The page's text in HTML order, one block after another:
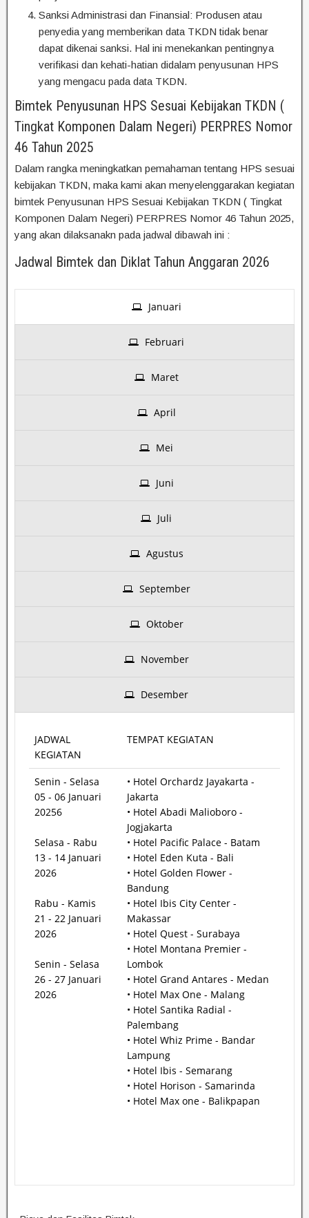
Sanksi Administrasi dan Finansial: Produsen atau
penyedia yang memberikan data TKDN tidak benar
dapat dikenai sanksi. Hal ini menekankan pentingnya
verifikasi dan kehati-hatian didalam penyusunan HPS
yang mengacu pada data TKDN.
Bimtek Penyusunan HPS Sesuai Kebijakan TKDN (
Tingkat Komponen Dalam Negeri) PERPRES Nomor
46 Tahun 2025
Dalam rangka meningkatkan pemahaman tentang HPS sesuai
kebijakan TKDN, maka kami akan menyelenggarakan kegiatan
bimtek Penyusunan HPS Sesuai Kebijakan TKDN ( Tingkat
Komponen Dalam Negeri) PERPRES Nomor 46 Tahun 2025,
yang akan dilaksanakn pada jadwal dibawah ini :
Jadwal Bimtek dan Diklat Tahun Anggaran 2026
Januari
Februari
Maret
April
Mei
Juni
Juli
Agustus
September
Oktober
November
Desember
JADWAL
KEGIATAN
TEMPAT KEGIATAN
Senin - Selasa
05 - 06 Januari
20256
Selasa - Rabu
13 - 14 Januari
2026
Rabu - Kamis
21 - 22 Januari
2026
Senin - Selasa
26 - 27 Januari
2026
• Hotel Orchardz Jayakarta -
Jakarta
• Hotel Abadi Malioboro -
Jogjakarta
• Hotel Pacific Palace - Batam
• Hotel Eden Kuta - Bali
• Hotel Golden Flower -
Bandung
• Hotel Ibis City Center -
Makassar
• Hotel Quest - Surabaya
• Hotel Montana Premier -
Lombok
• Hotel Grand Antares - Medan
• Hotel Max One - Malang
• Hotel Santika Radial -
Palembang
• Hotel Whiz Prime - Bandar
Lampung
• Hotel Ibis - Semarang
• Hotel Horison - Samarinda
• Hotel Max one - Balikpapan